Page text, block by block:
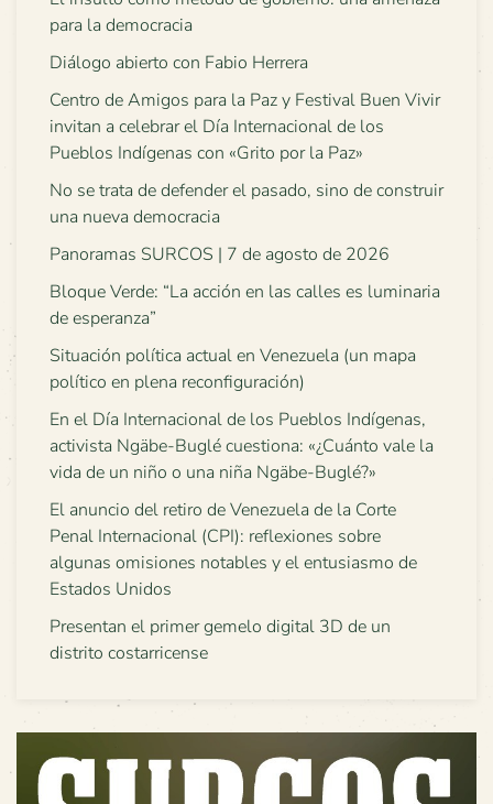
para la democracia
Diálogo abierto con Fabio Herrera
Centro de Amigos para la Paz y Festival Buen Vivir
invitan a celebrar el Día Internacional de los
Pueblos Indígenas con «Grito por la Paz»
No se trata de defender el pasado, sino de construir
una nueva democracia
Panoramas SURCOS | 7 de agosto de 2026
Bloque Verde: “La acción en las calles es luminaria
de esperanza”
Situación política actual en Venezuela (un mapa
político en plena reconfiguración)
En el Día Internacional de los Pueblos Indígenas,
activista Ngäbe-Buglé cuestiona: «¿Cuánto vale la
vida de un niño o una niña Ngäbe-Buglé?»
El anuncio del retiro de Venezuela de la Corte
Penal Internacional (CPI): reflexiones sobre
algunas omisiones notables y el entusiasmo de
Estados Unidos
Presentan el primer gemelo digital 3D de un
distrito costarricense